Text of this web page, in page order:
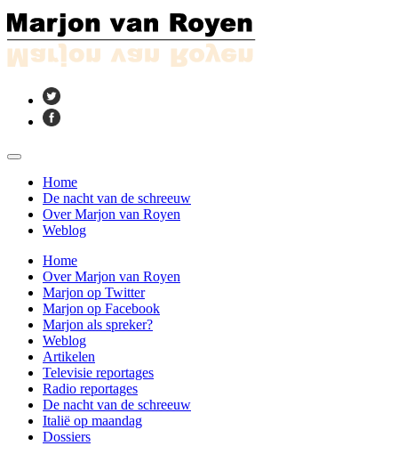
Home
De nacht van de schreeuw
Over Marjon van Royen
Weblog
Home
Over Marjon van Royen
Marjon op Twitter
Marjon op Facebook
Marjon als spreker?
Weblog
Artikelen
Televisie reportages
Radio reportages
De nacht van de schreeuw
Italië op maandag
Dossiers